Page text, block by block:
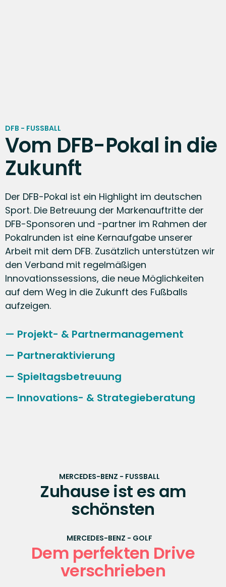
DFB - FUSSBALL
Vom DFB-Pokal in die
Zukunft
Der DFB-Pokal ist ein Highlight im deutschen
Sport. Die Betreuung der Markenauftritte der
DFB-Sponsoren und -partner im Rahmen der
Pokalrunden ist eine Kernaufgabe unserer
Arbeit mit dem DFB. Zusätzlich unterstützen wir
den Verband mit regelmäßigen
Innovationssessions, die neue Möglichkeiten
auf dem Weg in die Zukunft des Fußballs
aufzeigen.
Projekt- & Partnermanagement
Partneraktivierung
Spieltagsbetreuung
Innovations- & Strategieberatung
Deutschlands Sport
Charity Quiz
UNICEF - RUNNING
MERCEDES-AMG - MOTORSPORT
Die schnellste Familie der
Welt
ABUS - REITSPORT
Sicher im Sattel
DIE BAYERISCHE - FUSSBALL
Fußball auf die Bayerische
Art
MERCEDES-BENZ - GOLF
Dem perfekten Drive
verschrieben
MERCEDES-BENZ - SPORTMARKETING
Eine Tradition wie keine
andere